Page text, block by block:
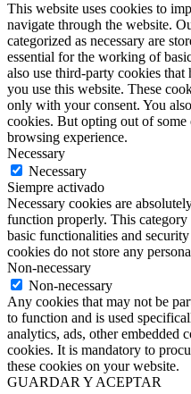
This website uses cookies to
navigate through the website.
categorized as necessary are
essential for the working of
also use third-party cookies
you use this website. These
only with your consent. You
cookies. But opting out of
browsing experience.
Necessary
Necessary
Siempre activado
Necessary cookies are
function properly. This
basic functionalities and
cookies do not store any
Non-necessary
Non-necessary
Any cookies that may not be
to function and is used
analytics, ads, other embedded
cookies. It is mandatory to
these cookies on your website.
GUARDAR Y ACEPTAR